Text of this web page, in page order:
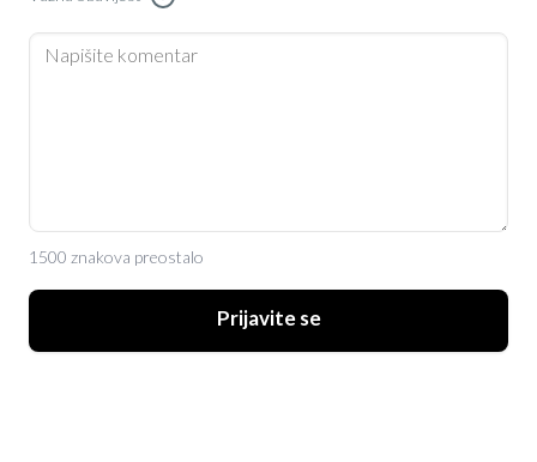
1500 znakova preostalo
Prijavite se